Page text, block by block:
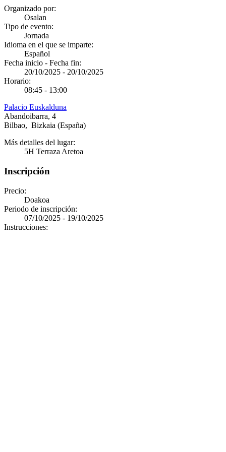
Organizado por:
Osalan
Tipo de evento:
Jornada
Idioma en el que se imparte:
Español
Fecha inicio - Fecha fin:
20/10/2025 - 20/10/2025
Horario:
08:45 - 13:00
Palacio Euskalduna
Abandoibarra, 4
Bilbao, Bizkaia (España)
Más detalles del lugar:
5H Terraza Aretoa
Inscripción
Precio:
Doakoa
Periodo de inscripción:
07/10/2025 - 19/10/2025
Instrucciones: